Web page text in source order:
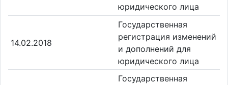
юридического лица
14.02.2018
Государственная
регистрация изменений
и дополнений для
юридического лица
Государственная